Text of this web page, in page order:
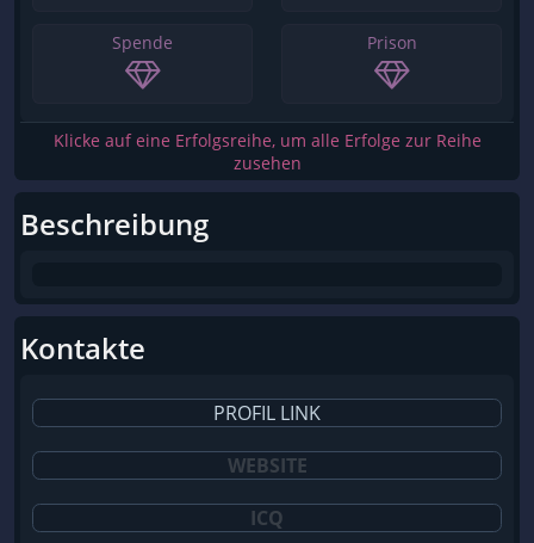
Spende Prison
Klicke auf eine Erfolgsreihe, um alle Erfolge zur Reihe
zusehen
Beschreibung
Kontakte
PROFIL LINK
WEBSITE
ICQ